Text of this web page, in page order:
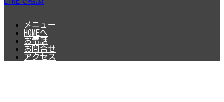
メニュー
HOMEへ
お電話
お問合せ
アクセス